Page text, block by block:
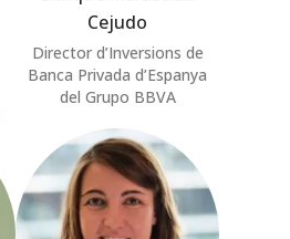
Cejudo
Director d’Inversions de
Banca Privada d’Espanya
del Grupo BBVA